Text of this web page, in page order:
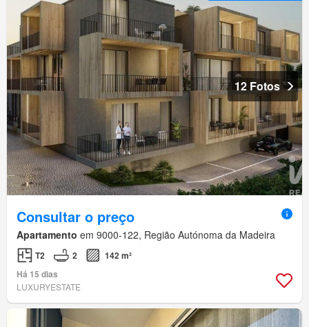
12 Fotos
Consultar o preço
Apartamento em 9000-122, Região Autónoma da Madeira
T2 2
142 m²
Há 15 dias
LUXURYESTATE